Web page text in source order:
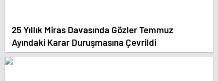
25 Yıllık Miras Davasında Gözler Temmuz
Ayındaki Karar Duruşmasına Çevrildi